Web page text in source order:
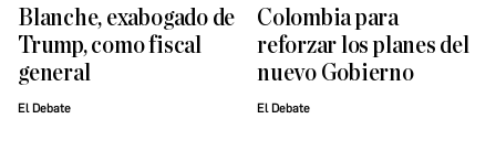
Blanche, exabogado de
Trump, como fiscal
general
El Debate
Colombia para
reforzar los planes del
nuevo Gobierno
El Debate